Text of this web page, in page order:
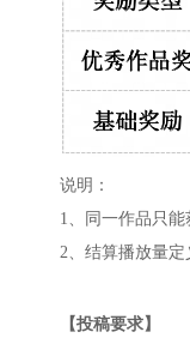
说明：
1、同一作品只能
2、结算播放量
【投稿要求】